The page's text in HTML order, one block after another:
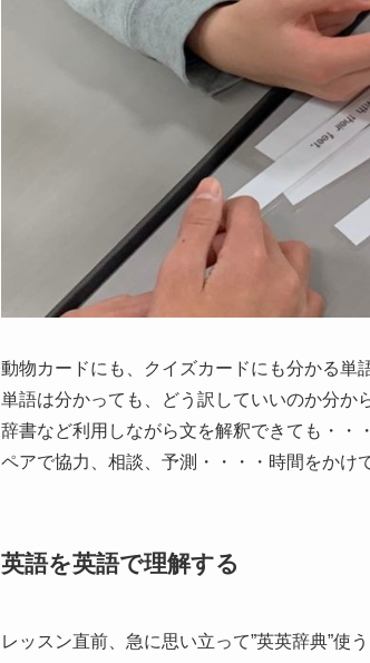
動物カードにも、クイズカードにも分かる単
単語は分かっても、どう訳していいのか分か
辞書など利用しながら文を解釈できても・・
ペアで協力、相談、予測・・・・時間をかけ
英語を英語で理解する
レッスン直前、急に思い立って”英英辞典”使